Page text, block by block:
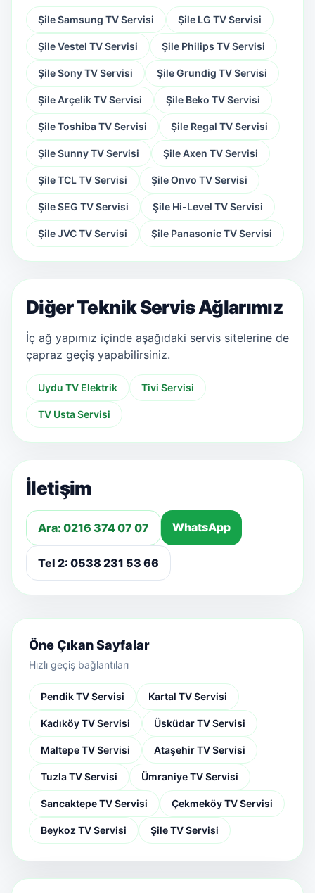
Şile Samsung TV Servisi Şile LG TV Servisi
Şile Vestel TV Servisi Şile Philips TV Servisi
Şile Sony TV Servisi Şile Grundig TV Servisi
Şile Arçelik TV Servisi Şile Beko TV Servisi
Şile Toshiba TV Servisi Şile Regal TV Servisi
Şile Sunny TV Servisi Şile Axen TV Servisi
Şile TCL TV Servisi Şile Onvo TV Servisi
Şile SEG TV Servisi Şile Hi-Level TV Servisi
Şile JVC TV Servisi Şile Panasonic TV Servisi
Diğer Teknik Servis Ağlarımız
İç ağ yapımız içinde aşağıdaki servis sitelerine de
çapraz geçiş yapabilirsiniz.
Uydu TV Elektrik Tivi Servisi
TV Usta Servisi
İletişim
Ara: 0216 374 07 07 WhatsApp
Tel 2: 0538 231 53 66
Öne Çıkan Sayfalar
Hızlı geçiş bağlantıları
Pendik TV Servisi Kartal TV Servisi
Kadıköy TV Servisi Üsküdar TV Servisi
Maltepe TV Servisi Ataşehir TV Servisi
Tuzla TV Servisi Ümraniye TV Servisi
Sancaktepe TV Servisi Çekmeköy TV Servisi
Beykoz TV Servisi Şile TV Servisi